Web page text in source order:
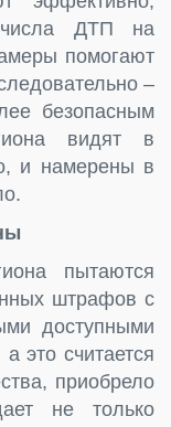
числа ДТП на
помогают
–
безопасным
видят в
и намерены в
пытаются
штрафов с
доступными
это считается
приобрело
не только